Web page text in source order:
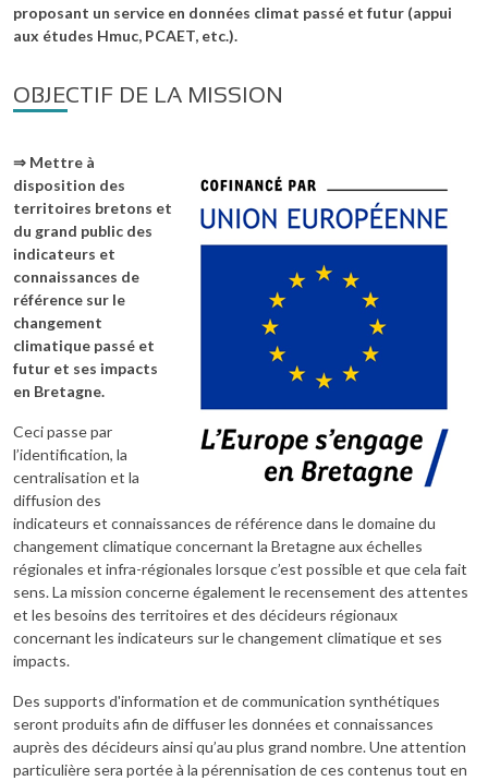
proposant un service en données climat passé et futur (appui
aux études Hmuc, PCAET, etc.).
OBJECTIF DE LA MISSION
⇒ Mettre à
disposition des
territoires bretons et
du grand public des
indicateurs et
connaissances de
référence sur le
changement
climatique passé et
futur et ses impacts
en Bretagne.
Ceci passe par
l’identification, la
centralisation et la
diffusion des
indicateurs et connaissances de référence dans le domaine du
changement climatique concernant la Bretagne aux échelles
régionales et infra-régionales lorsque c’est possible et que cela fait
sens. La mission concerne également le recensement des attentes
et les besoins des territoires et des décideurs régionaux
concernant les indicateurs sur le changement climatique et ses
impacts.
Des supports d'information et de communication synthétiques
seront produits afin de diffuser les données et connaissances
auprès des décideurs ainsi qu’au plus grand nombre. Une attention
particulière sera portée à la pérennisation de ces contenus tout en